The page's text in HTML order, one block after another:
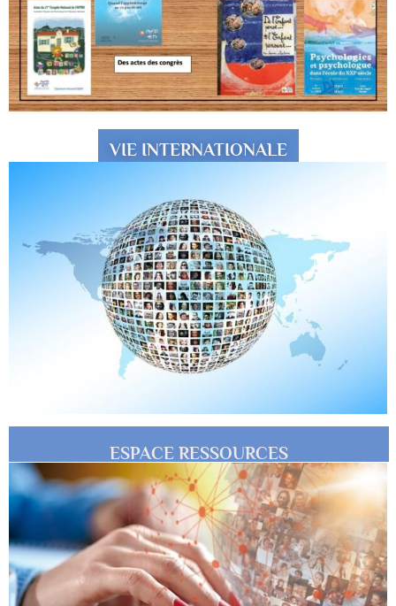
VIE INTERNATIONALE
ESPACE RESSOURCES